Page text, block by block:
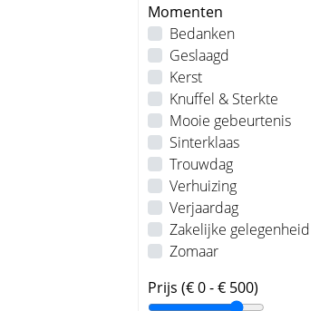
Momenten
Bedanken
Geslaagd
Kerst
Knuffel & Sterkte
Mooie gebeurtenis
Sinterklaas
Trouwdag
Verhuizing
Verjaardag
Zakelijke gelegenheid
Zomaar
Prijs (€ 0 - € 500)